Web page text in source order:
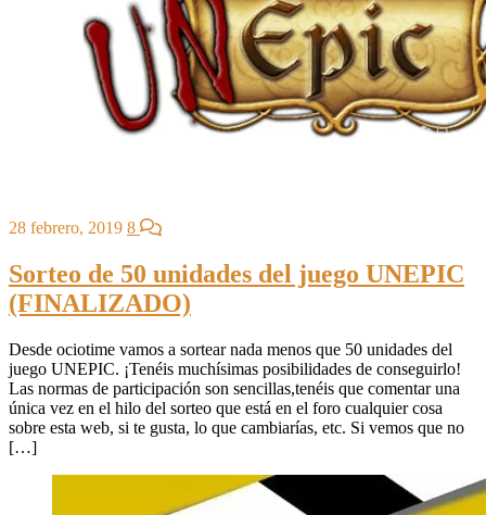
28 febrero, 2019 8
Sorteo de 50 unidades del juego UNEPIC
(FINALIZADO)
Desde ociotime vamos a sortear nada menos que 50 unidades del
juego UNEPIC. ¡Tenéis muchísimas posibilidades de conseguirlo!
Las normas de participación son sencillas,tenéis que comentar una
única vez en el hilo del sorteo que está en el foro cualquier cosa
sobre esta web, si te gusta, lo que cambiarías, etc. Si vemos que no
[…]